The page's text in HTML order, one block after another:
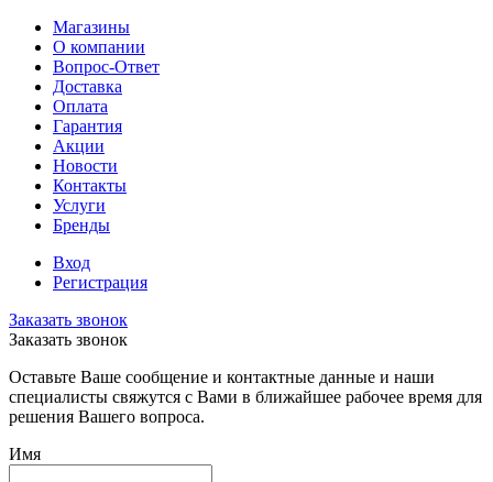
Магазины
О компании
Вопрос-Ответ
Доставка
Оплата
Гарантия
Акции
Новости
Контакты
Услуги
Бренды
Вход
Регистрация
Заказать звонок
Заказать звонок
Оставьте Ваше сообщение и контактные данные и наши
специалисты свяжутся с Вами в ближайшее рабочее время для
решения Вашего вопроса.
Имя